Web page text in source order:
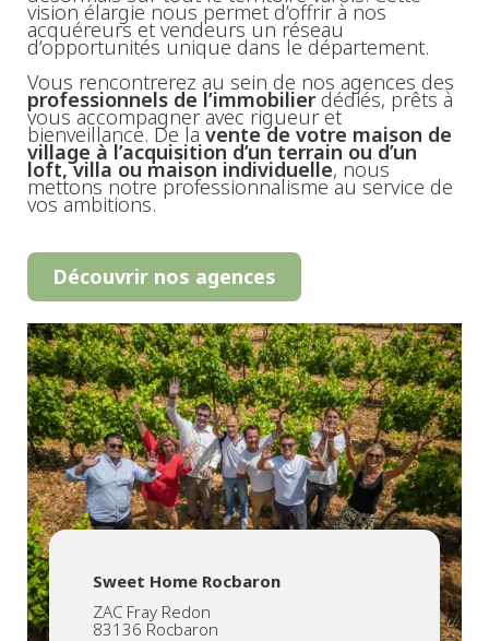
vision élargie nous permet d’offrir à nos
acquéreurs et vendeurs un réseau
d’opportunités unique dans le département.
Vous rencontrerez au sein de nos agences des
professionnels de l’immobilierdédiés, prêts à
vous accompagner avec rigueur et
bienveillance. De la vente de votre maison de
village à l’acquisition d’un terrain ou d’un
loft, villa ou maison individuelle, nous
mettons notre professionnalisme au service de
vos ambitions.
Découvrir nos agences
Sweet Home Rocbaron
ZAC Fray Redon
83136 Rocbaron